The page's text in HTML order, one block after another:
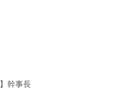
】幹事長